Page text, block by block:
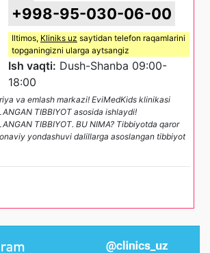
+998-95-030-06-00
Iltimos, Kliniks uz saytidan telefon raqamlarini
topganingizni ularga aytsangiz
Ish vaqti: Dush-Shanba 09:00-
18:00
va emlash markazi! EviMedKids klinikasi
TIBBIYOT asosida ishlaydi!
TIBBIYOT. BU NIMA? Tibbiyotda qaror
yondashuvi dalillarga asoslangan tibbiyot